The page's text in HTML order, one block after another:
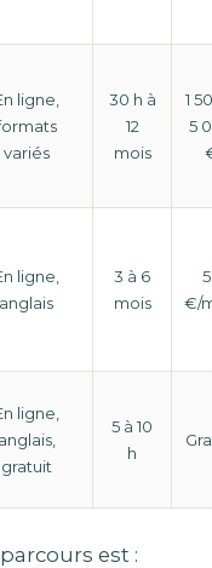
ligne,
variés
30 h à
12
mois
1
5
ligne,
anglais
3 à 6
mois
€/
ligne,
anglais,
gratuit
5 à 10
h
est :